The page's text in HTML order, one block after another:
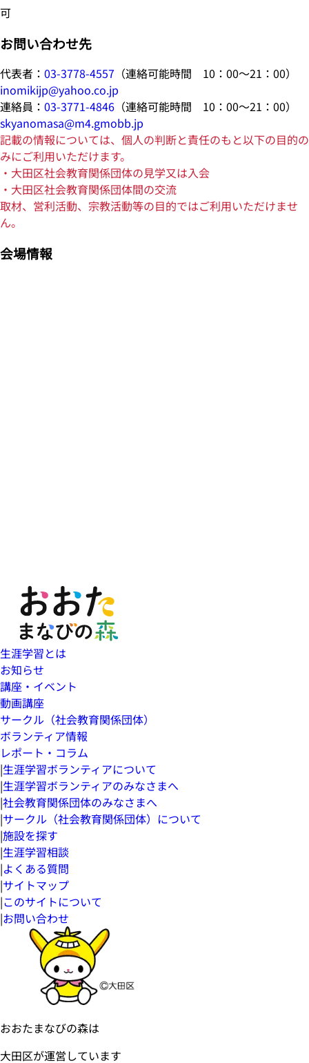
可
お問い合わせ先
代表者： 03-3778-4557 （連絡可能時間 10：00～21：00）
inomikijp@yahoo.co.jp
連絡員： 03-3771-4846 （連絡可能時間 10：00～21：00）
skyanomasa@m4.gmobb.jp
記載の情報については、個人の判断と責任のもと以下の目的の
みにご利用いただけます。
・大田区社会教育関係団体の見学又は入会
・大田区社会教育関係団体間の交流
取材、営利活動、宗教活動等の目的ではご利用いただけませ
ん。
会場情報
生涯学習とは
お知らせ
講座・イベント
動画講座
サークル（社会教育関係団体）
ボランティア情報
レポート・コラム
|生涯学習ボランティアについて
|生涯学習ボランティアのみなさまへ
|社会教育関係団体のみなさまへ
|サークル（社会教育関係団体）について
|施設を探す
|生涯学習相談
|よくある質問
|サイトマップ
|このサイトについて
|お問い合わせ
おおたまなびの森は
大田区が運営しています